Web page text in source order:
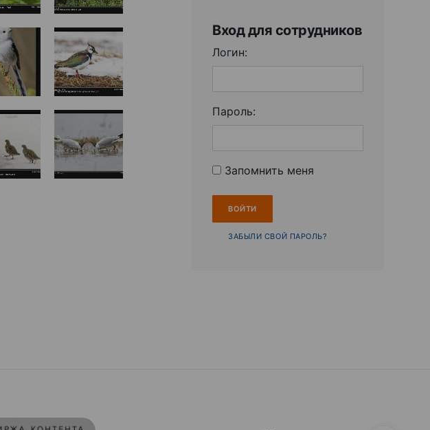
Вход для сотрудников
Логин:
Пароль:
Запомнить меня
ЗАБЫЛИ СВОЙ ПАРОЛЬ?